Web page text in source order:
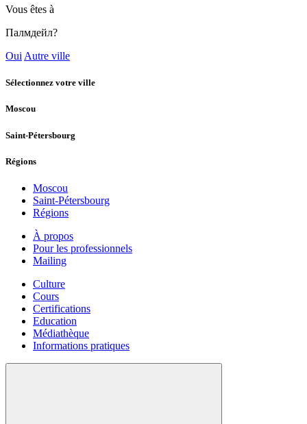
Vous êtes à
Палмдейл?
Oui Autre ville
Sélectionnez votre ville
Moscou
Saint-Pétersbourg
Régions
Moscou
Saint-Pétersbourg
Régions
À propos
Pour les professionnels
Mailing
Culture
Cours
Certifications
Education
Médiathèque
Informations pratiques